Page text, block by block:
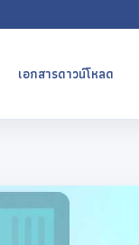
เอกสารดาวน์โหลด